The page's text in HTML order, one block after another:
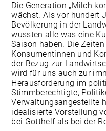
Die Generation „Milch
wächst. Als vor hundert
Bevölkerung in der
wussten alle was eine
Saison haben. Die
Konsumentinnen und
der Bezug zur
wird für uns auch zur
Herausforderung im
Stimmberechtigte,
Verwaltungsangestellte
idealisierte Vorstellung
bei Gotthelf als bei der